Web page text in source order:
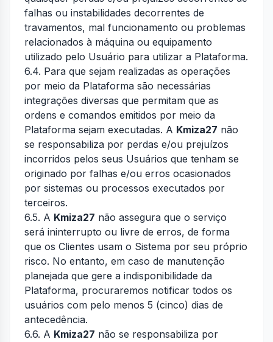
falhas ou instabilidades decorrentes de
travamentos, mal funcionamento ou problemas
relacionados à máquina ou equipamento
utilizado pelo Usuário para utilizar a Plataforma.
6.4. Para que sejam realizadas as operações
por meio da Plataforma são necessárias
integrações diversas que permitam que as
ordens e comandos emitidos por meio da
Plataforma sejam executadas. A Kmiza27 não
se responsabiliza por perdas e/ou prejuízos
incorridos pelos seus Usuários que tenham se
originado por falhas e/ou erros ocasionados
por sistemas ou processos executados por
terceiros.
6.5. A Kmiza27 não assegura que o serviço
será ininterrupto ou livre de erros, de forma
que os Clientes usam o Sistema por seu próprio
risco. No entanto, em caso de manutenção
planejada que gere a indisponibilidade da
Plataforma, procuraremos notificar todos os
usuários com pelo menos 5 (cinco) dias de
antecedência.
6.6. A Kmiza27 não se responsabiliza por